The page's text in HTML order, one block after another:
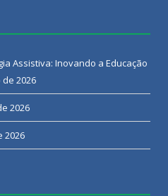
Assistiva: Inovando a Educação
2026
2026
2026